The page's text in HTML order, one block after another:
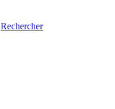
Rechercher